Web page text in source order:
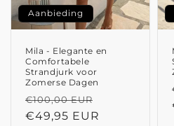
Aanbieding
Mila - Elegante en
Comfortabele
Strandjurk voor
Zomerse Dagen
Normale
prijs
€100,00 EUR
€49,95 EUR